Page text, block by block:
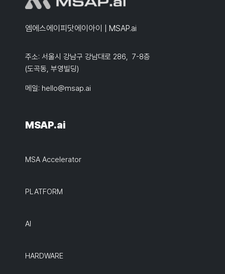
엠에스에이피닷에이아이 | MSAP.ai
주소: 서울시 강남구 강남대로 286, 7-8층
(도곡동, 부영빌딩)
메일: hello@msap.ai
MSAP.ai
MSA Accelerator
PLATFORM
AI
HARDWARE